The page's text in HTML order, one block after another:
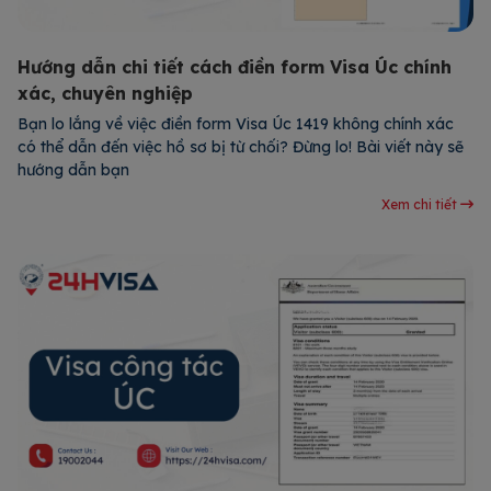
Hướng dẫn chi tiết cách điền form Visa Úc chính
xác, chuyên nghiệp
Bạn lo lắng về việc điền form Visa Úc 1419 không chính xác
có thể dẫn đến việc hồ sơ bị từ chối? Đừng lo! Bài viết này sẽ
hướng dẫn bạn
Xem chi tiết